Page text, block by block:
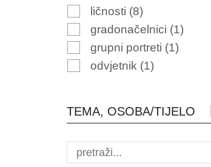
ličnosti (8)
gradonačelnici (1)
grupni portreti (1)
odvjetnik (1)
TEMA, OSOBA/TIJELO